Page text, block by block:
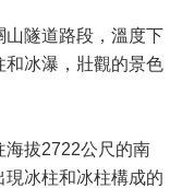
山隧道路段，溫度下
和冰瀑，壯觀的景色
海拔2722公尺的南
冰柱和冰柱構成的